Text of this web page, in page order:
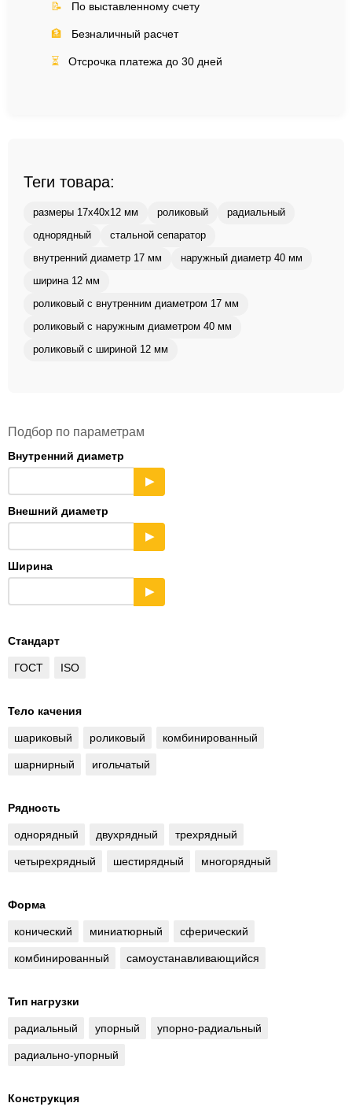
📝 По выставленному счету
🏦 Безналичный расчет
⏳ Отсрочка платежа до 30 дней
Теги товара:
размеры 17x40x12 мм роликовый радиальный
однорядный стальной сепаратор
внутренний диаметр 17 мм наружный диаметр 40 мм
ширина 12 мм
роликовый с внутренним диаметром 17 мм
роликовый с наружным диаметром 40 мм
роликовый с шириной 12 мм
Подбор по параметрам
Внутренний диаметр
▶
Внешний диаметр
▶
Ширина
▶
Стандарт
ГОСТ ISO
Тело качения
шариковый роликовый комбинированный
шарнирный игольчатый
Рядность
однорядный двухрядный трехрядный
четырехрядный шестирядный многорядный
Форма
конический миниатюрный сферический
комбинированный самоустанавливающийся
Тип нагрузки
радиальный упорный упорно-радиальный
радиально-упорный
Конструкция